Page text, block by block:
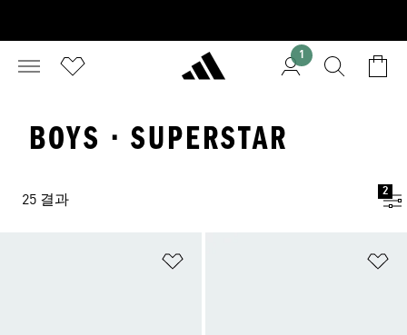
1
BOYS · SUPERSTAR
25 결과
2